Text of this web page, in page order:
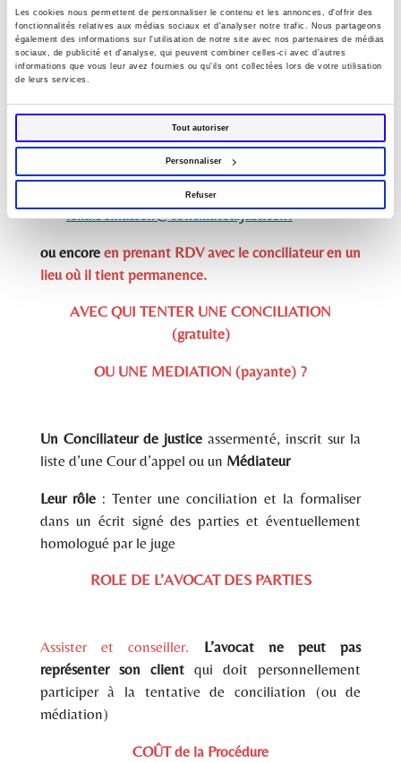
Les cookies nous permettent de personnaliser le contenu et les annonces, d'offrir des
fonctionnalités relatives aux médias sociaux et d'analyser notre trafic. Nous partageons
également des informations sur l'utilisation de notre site avec nos partenaires de médias
sociaux, de publicité et d'analyse, qui peuvent combiner celles-ci avec d'autres
informations que vous leur avez fournies ou qu'ils ont collectées lors de votre utilisation
de leurs services.
Tout autoriser
Personnaliser
Refuser
Ou
CERFA N°15728*02 :https://www.service-
public.fr/particuliers/vosdroits/R48318(à
PRISE DE CONTACT DIRECTE par mail avec le
leila.belhassen@conciliateurjustice.fr
ou encore en prenant RDV avec le conciliateur en un
lieu où il tient permanence.
AVEC QUI TENTER UNE CONCILIATION
(gratuite)
OU UNE MEDIATION (payante) ?
Un Conciliateur de justiceassermenté, inscrit sur la
liste d’une Cour d’appel ou un Médiateur
Leur rôle: Tenter une conciliation et la formaliser
dans un écrit signé des parties et éventuellement
homologué par le juge
ROLE DE L’AVOCAT DES PARTIES
Assister et conseiller. L’avocat ne peut pas
représenter son clientqui doit personnellement
participer à la tentative de conciliation (ou de
médiation)
COÛT de la Procédure